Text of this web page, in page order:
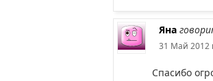
Яна
31 Май 2012
Спасибо